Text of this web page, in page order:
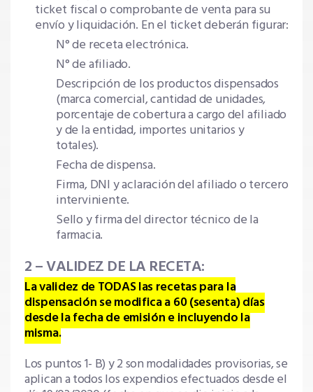
ticket fiscal o comprobante de venta para su
envío y liquidación. En el ticket deberán figurar:
N° de receta electrónica.
N° de afiliado.
Descripción de los productos dispensados
(marca comercial, cantidad de unidades,
porcentaje de cobertura a cargo del afiliado
y de la entidad, importes unitarios y
totales).
Fecha de dispensa.
Firma, DNI y aclaración del afiliado o tercero
interviniente.
Sello y firma del director técnico de la
farmacia.
2 – VALIDEZ DE LA RECETA:
La validez de TODAS las recetas para la
dispensación se modifica a 60 (sesenta) días
desde la fecha de emisión e incluyendo la
misma.
Los puntos 1- B) y 2 son modalidades provisorias, se
aplican a todos los expendios efectuados desde el